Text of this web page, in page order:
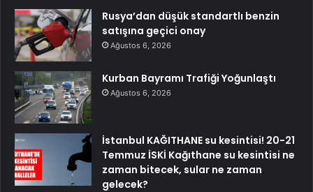
Rusya’dan düşük standartlı benzin
satışına geçici onay
Ağustos 6, 2026
Kurban Bayramı Trafiği Yoğunlaştı
Ağustos 6, 2026
İstanbul KAĞITHANE su kesintisi! 20-21
Temmuz İSKİ Kağıthane su kesintisi ne
zaman bitecek, sular ne zaman
gelecek?